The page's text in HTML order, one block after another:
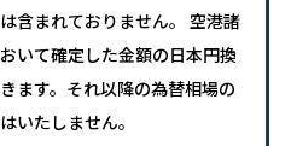
含まれておりません。 空港諸
いて確定した金額の日本円換
ます。それ以降の為替相場の
いたしません。